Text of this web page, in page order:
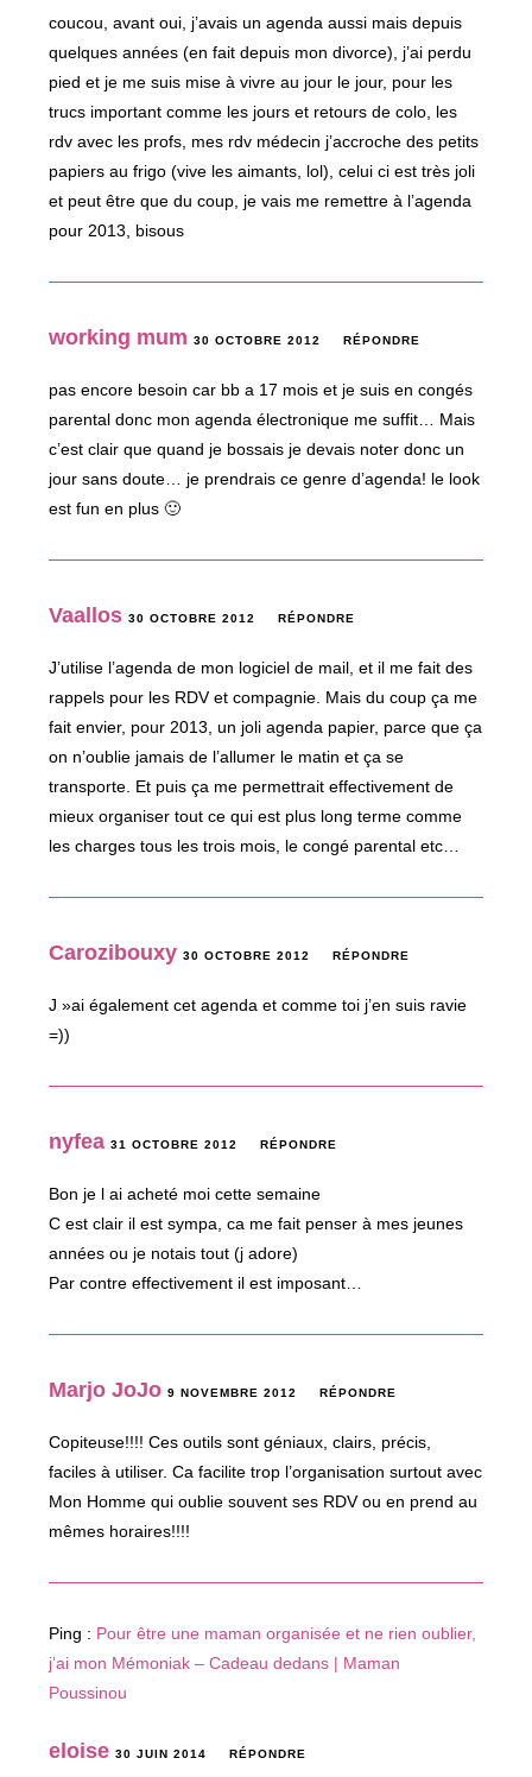
coucou, avant oui, j’avais un agenda aussi mais depuis
quelques années (en fait depuis mon divorce), j’ai perdu
pied et je me suis mise à vivre au jour le jour, pour les
trucs important comme les jours et retours de colo, les
rdv avec les profs, mes rdv médecin j’accroche des petits
papiers au frigo (vive les aimants, lol), celui ci est très joli
et peut être que du coup, je vais me remettre à l’agenda
pour 2013, bisous
working mum 30 OCTOBRE 2012 RÉPONDRE
pas encore besoin car bb a 17 mois et je suis en congés
parental donc mon agenda électronique me suffit… Mais
c’est clair que quand je bossais je devais noter donc un
jour sans doute… je prendrais ce genre d’agenda! le look
est fun en plus 🙂
Vaallos 30 OCTOBRE 2012 RÉPONDRE
J’utilise l’agenda de mon logiciel de mail, et il me fait des
rappels pour les RDV et compagnie. Mais du coup ça me
fait envier, pour 2013, un joli agenda papier, parce que ça
on n’oublie jamais de l’allumer le matin et ça se
transporte. Et puis ça me permettrait effectivement de
mieux organiser tout ce qui est plus long terme comme
les charges tous les trois mois, le congé parental etc…
Carozibouxy 30 OCTOBRE 2012 RÉPONDRE
J »ai également cet agenda et comme toi j’en suis ravie
=))
nyfea 31 OCTOBRE 2012 RÉPONDRE
Bon je l ai acheté moi cette semaine
C est clair il est sympa, ca me fait penser à mes jeunes
années ou je notais tout (j adore)
Par contre effectivement il est imposant…
Marjo JoJo 9 NOVEMBRE 2012 RÉPONDRE
Copiteuse!!!! Ces outils sont géniaux, clairs, précis,
faciles à utiliser. Ca facilite trop l’organisation surtout avec
Mon Homme qui oublie souvent ses RDV ou en prend au
mêmes horaires!!!!
Ping : Pour être une maman organisée et ne rien oublier,
j’ai mon Mémoniak – Cadeau dedans | Maman
Poussinou
eloise 30 JUIN 2014 RÉPONDRE